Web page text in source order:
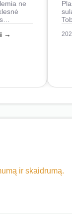
ne
→
ir skaidrumą.